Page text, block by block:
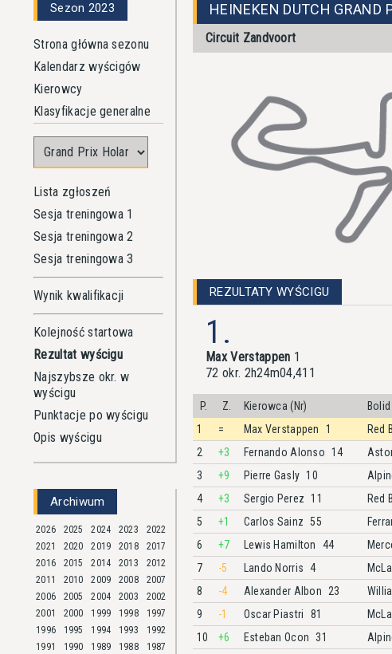
Sezon 2023
Strona główna sezonu
Kalendarz wyścigów
Kierowcy
Klasyfikacje generalne
Lista zgłoszeń
Sesja treningowa 1
Sesja treningowa 2
Sesja treningowa 3
Wynik kwalifikacji
Kolejność startowa
Rezultat wyścigu
Najszybsze okr. w
wyścigu
Punktacje po wyścigu
Opis wyścigu
Archiwum
2026 2025 2024 2023
2022
2021
2020 2019 2018
2017
2016
2015 2014 2013
2012
2011
2010 2009 2008
2007
2006
2005 2004 2003
2002
2001
2000 1999 1998
1997
1996
1995 1994 1993
1992
1991
1990 1989 1988
1987
HEINEKEN DUTCH GRAND
Circuit Zandvoort
REZULTATY WYŚCIGU
1.
Max Verstappen 1
72 okr. 2h24m04,411
P. Z. Kierowca (Nr) Bolid
1
= Max Verstappen 1 Red
2
+3 Fernando Alonso 14
3
+9 Pierre Gasly 10
4
+3 Sergio Perez 11 Red
5
+1 Carlos Sainz 55
6
+7 Lewis Hamilton 44
7
-5 Lando Norris 4
8
-4 Alexander Albon 23
9
-1 Oscar Piastri 81
10
+6 Esteban Ocon 31